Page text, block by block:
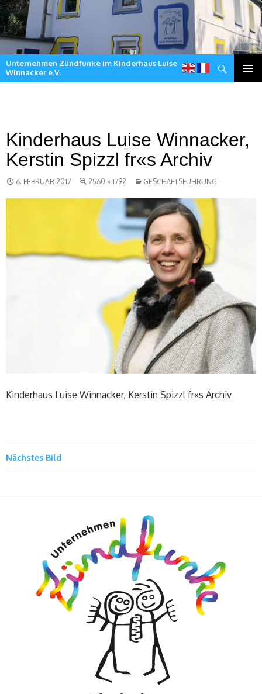
Unternehmen Zündfunke im Kinderhaus Luise
Winnacker e.V.
Suchen
Kinderhaus Luise Winnacker,
Kerstin Spizzl fr«s Archiv
6. FEBRUAR 2017 2560 × 1792 GESCHÄFTSFÜHRUNG
Kinderhaus Luise Winnacker, Kerstin Spizzl fr«s Archiv
Nächstes Bild